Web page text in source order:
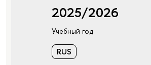
2025/2026
Учебный год
RUS